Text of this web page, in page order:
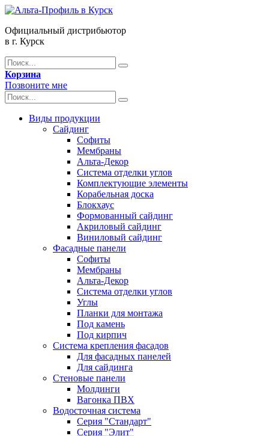
Официальный дистрибьютор
в г. Курск
Корзина
Позвоните мне
Виды продукции
Сайдинг
Софиты
Мембраны
Альта-Декор
Система отделки углов
Комплектующие элементы
Корабельная доска
Блокхаус
Формованный сайдинг
Акриловый сайдинг
Виниловый сайдинг
Фасадные панели
Софиты
Мембраны
Альта-Декор
Система отделки углов
Углы
Планки для монтажа
Под камень
Под кирпич
Система крепления фасадов
Для фасадных панелей
Для сайдинга
Стеновые панели
Молдинги
Вагонка ПВХ
Водосточная система
Серия "Стандарт"
Серия "Элит"